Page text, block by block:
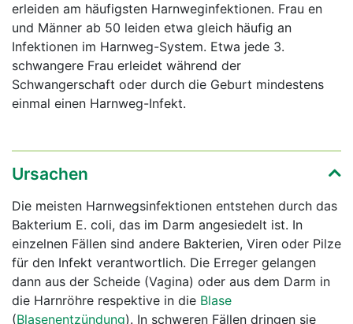
erleiden am häufigsten Harnweginfektionen. Frau en
und Männer ab 50 leiden etwa gleich häufig an
Infektionen im Harnweg-System. Etwa jede 3.
schwangere Frau erleidet während der
Schwangerschaft oder durch die Geburt mindestens
einmal einen Harnweg-Infekt.
Ursachen
Die meisten Harnwegsinfektionen entstehen durch das
Bakterium E. coli, das im Darm angesiedelt ist. In
einzelnen Fällen sind andere Bakterien, Viren oder Pilze
für den Infekt verantwortlich. Die Erreger gelangen
dann aus der Scheide (Vagina) oder aus dem Darm in
die Harnröhre respektive in die Blase
(Blasenentzündung). In schweren Fällen dringen sie